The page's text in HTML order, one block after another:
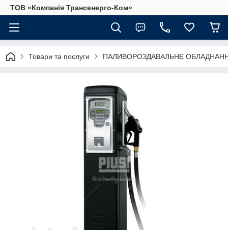
ТОВ «Компанія Трансенерго-Ком»
Товари та послуги ПАЛИВОРОЗДАВАЛЬНЕ